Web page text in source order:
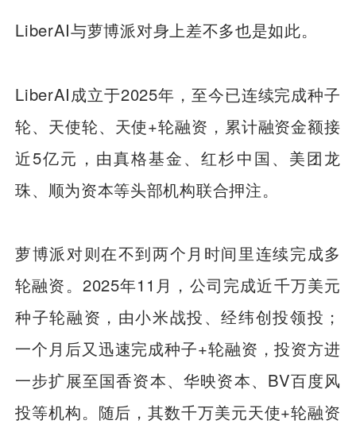
LiberAI与萝博派对身上差不多也是如此。
LiberAI成立于2025年，至今已连续完成种子
轮、天使轮、天使+轮融资，累计融资金额接
近5亿元，由真格基金、红杉中国、美团龙
珠、顺为资本等头部机构联合押注。
萝博派对则在不到两个月时间里连续完成多
轮融资。2025年11月，公司完成近千万美元
种子轮融资，由小米战投、经纬创投领投；
一个月后又迅速完成种子+轮融资，投资方进
一步扩展至国香资本、华映资本、BV百度风
投等机构。随后，其数千万美元天使+轮融资